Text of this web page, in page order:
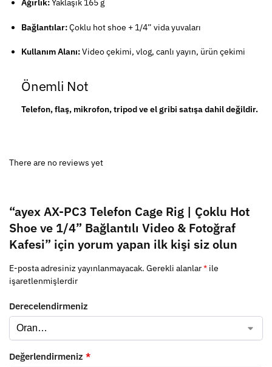
Ağırlık: Yaklaşık 165 g
Bağlantılar:Çoklu hot shoe + 1/4” vida yuvaları
Kullanım Alanı:Video çekimi, vlog, canlı yayın, ürün çekimi
Önemli Not
Telefon, flaş, mikrofon, tripod ve el gribi satışa dahil değildir.
There are no reviews yet
“ayex AX-PC3 Telefon Cage Rig | Çoklu Hot
Shoe ve 1/4” Bağlantılı Video & Fotoğraf
Kafesi” için yorum yapan ilk kişi siz olun
E-posta adresiniz yayınlanmayacak. Gerekli alanlar* ile
işaretlenmişlerdir
Derecelendirmeniz
Değerlendirmeniz *